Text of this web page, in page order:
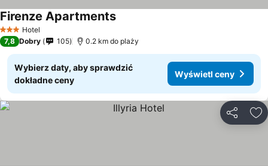
3 Kategoria
Hotel
Firenze Apartments
7,8 Dobry 105 0.2 km do plaży
Wybierz daty, aby sprawdzić
dokładne ceny
Wyświetl ceny